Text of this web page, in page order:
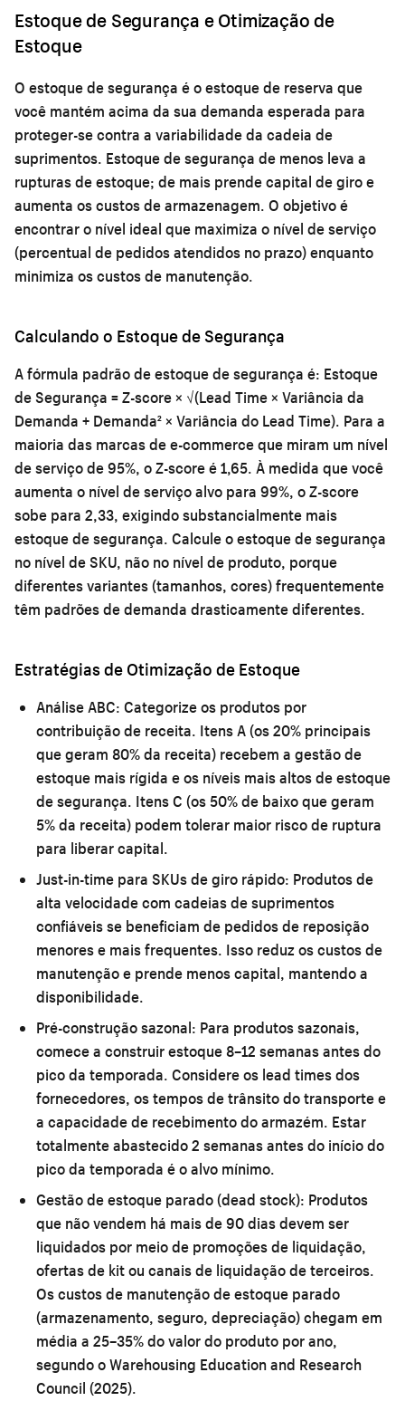
Estoque de Segurança e Otimização de
Estoque
O estoque de segurança é o estoque de reserva que
você mantém acima da sua demanda esperada para
proteger-se contra a variabilidade da cadeia de
suprimentos. Estoque de segurança de menos leva a
rupturas de estoque; de mais prende capital de giro e
aumenta os custos de armazenagem. O objetivo é
encontrar o nível ideal que maximiza o nível de serviço
(percentual de pedidos atendidos no prazo) enquanto
minimiza os custos de manutenção.
Calculando o Estoque de Segurança
A fórmula padrão de estoque de segurança é: Estoque
de Segurança = Z-score × √(Lead Time × Variância da
Demanda + Demanda² × Variância do Lead Time). Para a
maioria das marcas de e-commerce que miram um nível
de serviço de 95%, o Z-score é 1,65. À medida que você
aumenta o nível de serviço alvo para 99%, o Z-score
sobe para 2,33, exigindo substancialmente mais
estoque de segurança. Calcule o estoque de segurança
no nível de SKU, não no nível de produto, porque
diferentes variantes (tamanhos, cores) frequentemente
têm padrões de demanda drasticamente diferentes.
Estratégias de Otimização de Estoque
Análise ABC: Categorize os produtos por
contribuição de receita. Itens A (os 20% principais
que geram 80% da receita) recebem a gestão de
estoque mais rígida e os níveis mais altos de estoque
de segurança. Itens C (os 50% de baixo que geram
5% da receita) podem tolerar maior risco de ruptura
para liberar capital.
Just-in-time para SKUs de giro rápido: Produtos de
alta velocidade com cadeias de suprimentos
confiáveis se beneficiam de pedidos de reposição
menores e mais frequentes. Isso reduz os custos de
manutenção e prende menos capital, mantendo a
disponibilidade.
Pré-construção sazonal: Para produtos sazonais,
comece a construir estoque 8–12 semanas antes do
pico da temporada. Considere os lead times dos
fornecedores, os tempos de trânsito do transporte e
a capacidade de recebimento do armazém. Estar
totalmente abastecido 2 semanas antes do início do
pico da temporada é o alvo mínimo.
Gestão de estoque parado (dead stock): Produtos
que não vendem há mais de 90 dias devem ser
liquidados por meio de promoções de liquidação,
ofertas de kit ou canais de liquidação de terceiros.
Os custos de manutenção de estoque parado
(armazenamento, seguro, depreciação) chegam em
média a 25–35% do valor do produto por ano,
segundo o Warehousing Education and Research
Council (2025).